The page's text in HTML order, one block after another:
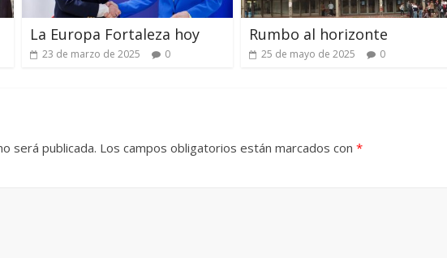
La Europa Fortaleza hoy
23 de marzo de 2025 0
Rumbo al horizonte
25 de mayo de 2025 0
será publicada. Los campos obligatorios están marcados con *